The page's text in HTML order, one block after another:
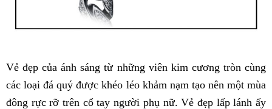
Vẻ đẹp của ánh sáng từ những viên kim cương tròn cùng
các loại đá quý được khéo léo khảm nạm tạo nên một mùa
đông rực rỡ trên cổ tay người phụ nữ. Vẻ đẹp lấp lánh ấy